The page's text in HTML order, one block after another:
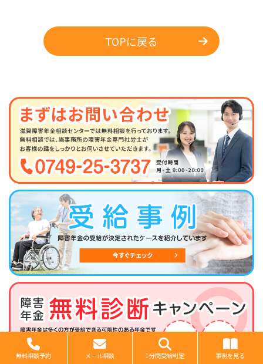
TOPに戻る
無料相談予約 メール相談 1分間受給判定 事例を見る